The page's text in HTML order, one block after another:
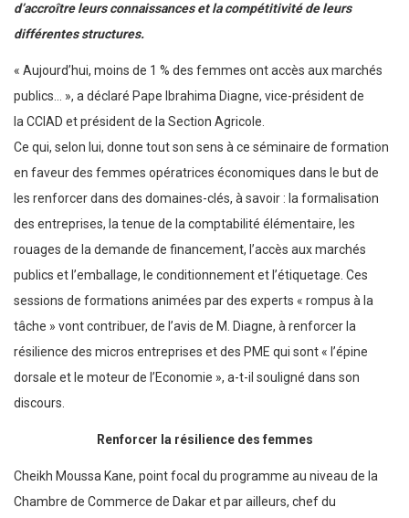
d’accroître leurs connaissances et la compétitivité de leurs
différentes structures.
« Aujourd’hui, moins de 1 % des femmes ont accès aux marchés
publics… », a déclaré Pape Ibrahima Diagne, vice-président de
la CCIAD et président de la Section Agricole.
Ce qui, selon lui, donne tout son sens à ce séminaire de formation
en faveur des femmes opératrices économiques dans le but de
les renforcer dans des domaines-clés, à savoir : la formalisation
des entreprises, la tenue de la comptabilité élémentaire, les
rouages de la demande de financement, l’accès aux marchés
publics et l’emballage, le conditionnement et l’étiquetage. Ces
sessions de formations animées par des experts « rompus à la
tâche » vont contribuer, de l’avis de M. Diagne, à renforcer la
résilience des micros entreprises et des PME qui sont « l’épine
dorsale et le moteur de l’Economie », a-t-il souligné dans son
discours.
Renforcer la résilience des femmes
Cheikh Moussa Kane, point focal du programme au niveau de la
Chambre de Commerce de Dakar et par ailleurs, chef du